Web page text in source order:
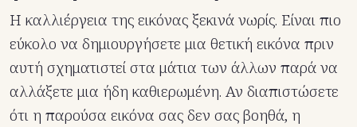
Η καλλιέργεια της εικόνας ξεκινά νωρίς. Είναι πιο
εύκολο να δημιουργήσετε μια θετική εικόνα πριν
αυτή σχηματιστεί στα μάτια των άλλων παρά να
αλλάξετε μια ήδη καθιερωμένη. Αν διαπιστώσετε
ότι η παρούσα εικόνα σας δεν σας βοηθά, η